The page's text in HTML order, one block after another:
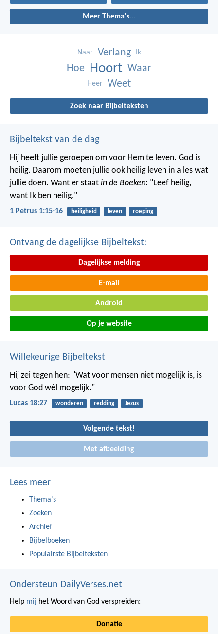
Meer Thema's...
Naar Verlang Ik
Hoe Hoort Waar
Heer Weet
Zoek naar Bijbelteksten
Bijbeltekst van de dag
Hij heeft jullie geroepen om voor Hem te leven. God is
heilig. Daarom moeten jullie ook heilig leven in alles wat
jullie doen. Want er staat in de Boeken: "Leef heilig,
want Ik ben heilig."
1 Petrus 1:15-16 heiligheid leven roeping
Ontvang de dagelijkse Bijbeltekst:
Dagelijkse melding
E-mail
Android
Op je website
Willekeurige Bijbeltekst
Hij zei tegen hen: "Wat voor mensen niet mogelijk is, is
voor God wél mogelijk."
Lucas 18:27 wonderen redding Jezus
Volgende tekst!
Met afbeelding
Lees meer
Thema's
Zoeken
Archief
Bijbelboeken
Populairste Bijbelteksten
Ondersteun DailyVerses.net
Help mij het Woord van God verspreiden:
Donatie